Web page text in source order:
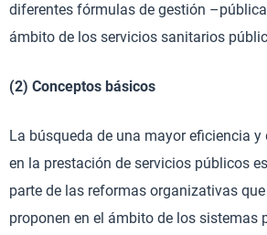
diferentes fórmulas de gestión
ámbito de los servicios sanitarios
(2) Conceptos básicos
La búsqueda de una mayor eficiencia y
en la prestación de servicios públicos
parte de las reformas organizativas
proponen en el ámbito de los sistemas